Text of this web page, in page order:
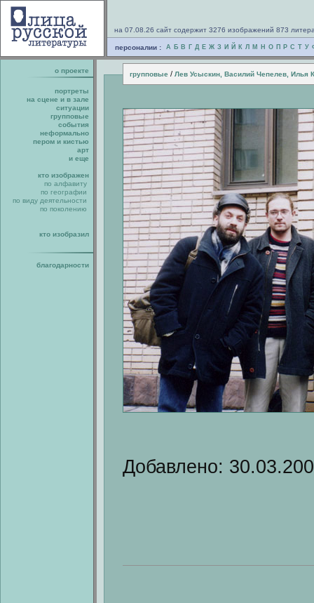
на 07.08.26 сайт содержит 3276 изображений 873
персоналии : А Б В Г Д Е Ж З И Й К Л М Н О П Р С Т У
о проекте групповые / Лев Усыскин, Василий Чепелев, Илья
портреты
на сцене и в зале
ситуации
групповые
события
неформально
пером и кистью
арт
и еще
кто изображен
по алфавиту
по географии
по виду деятельности
по поколению
кто изобразил
благодарности
Добавлено: